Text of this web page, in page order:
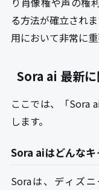
る方法が確立され
用において非常に
Sora ai 最新
ここでは、「Sora
します。
Sora aiはどんなキ
Soraは、ディズ